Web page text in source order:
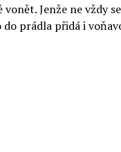
Jenže ne vždy
prádla přidá i